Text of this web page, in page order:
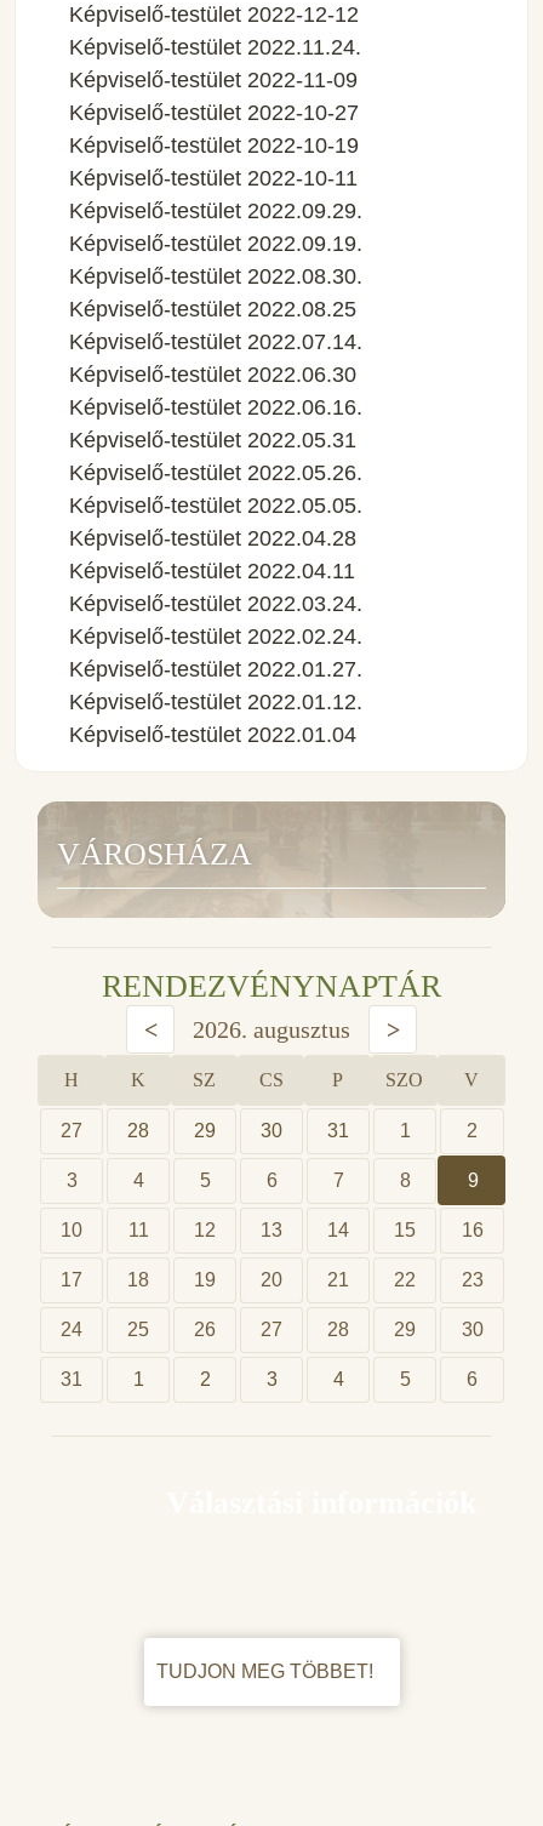
Képviselő-testület 2022-12-12
Képviselő-testület 2022.11.24.
Képviselő-testület 2022-11-09
Képviselő-testület 2022-10-27
Képviselő-testület 2022-10-19
Képviselő-testület 2022-10-11
Képviselő-testület 2022.09.29.
Képviselő-testület 2022.09.19.
Képviselő-testület 2022.08.30.
Képviselő-testület 2022.08.25
Képviselő-testület 2022.07.14.
Képviselő-testület 2022.06.30
Képviselő-testület 2022.06.16.
Képviselő-testület 2022.05.31
Képviselő-testület 2022.05.26.
Képviselő-testület 2022.05.05.
Képviselő-testület 2022.04.28
Képviselő-testület 2022.04.11
Képviselő-testület 2022.03.24.
Képviselő-testület 2022.02.24.
Képviselő-testület 2022.01.27.
Képviselő-testület 2022.01.12.
Képviselő-testület 2022.01.04
VÁROSHÁZA
RENDEZVÉNYNAPTÁR
< 2026. augusztus >
H K SZ CS P SZO V
27 28 29 30 31 1 2
3 4 5 6 7 8 9
10 11 12 13 14 15 16
17 18 19 20 21 22 23
24 25 26 27 28 29 30
31 1 2 3 4 5 6
TUDJON MEG TÖBBET!